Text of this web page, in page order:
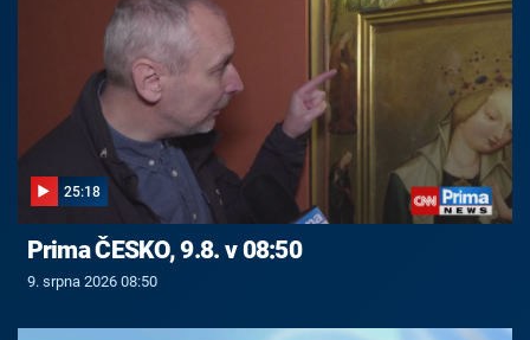
25:18
Prima ČESKO, 9.8. v 08:50
9. srpna 2026 08:50